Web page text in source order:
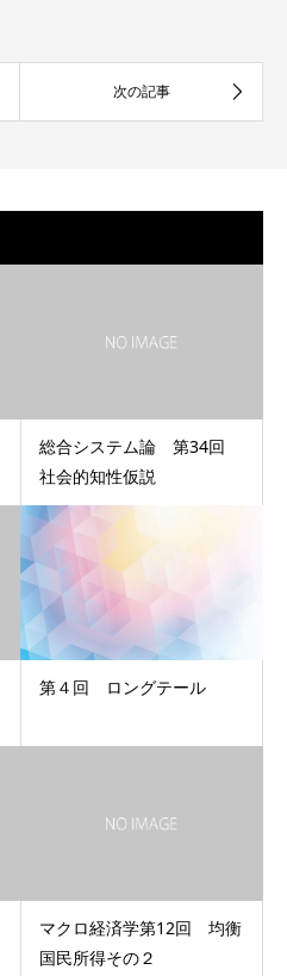
総合システム論 第34回
社会的知性仮説
第４回 ロングテール
マクロ経済学第12回 均衡
国民所得その２